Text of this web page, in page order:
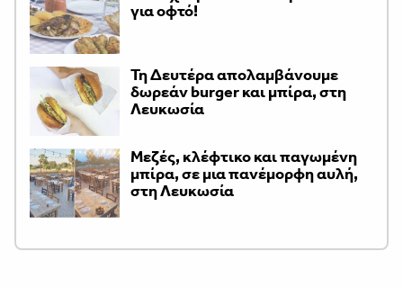
για οφτό!
Τη Δευτέρα απολαμβάνουμε
δωρεάν burger και μπίρα, στη
Λευκωσία
Μεζές, κλέφτικο και παγωμένη
μπίρα, σε μια πανέμορφη αυλή,
στη Λευκωσία